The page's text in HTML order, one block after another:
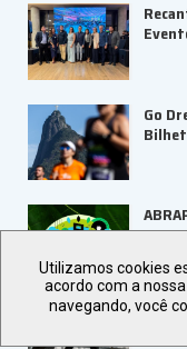
Go
Utilizamos cookies
acordo com a nossa
navegando, você